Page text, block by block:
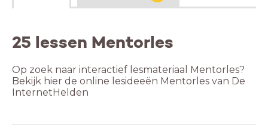
25 lessen Mentorles
Op zoek naar interactief lesmateriaal Mentorles?
Bekijk hier de online lesideeën Mentorles van De
InternetHelden